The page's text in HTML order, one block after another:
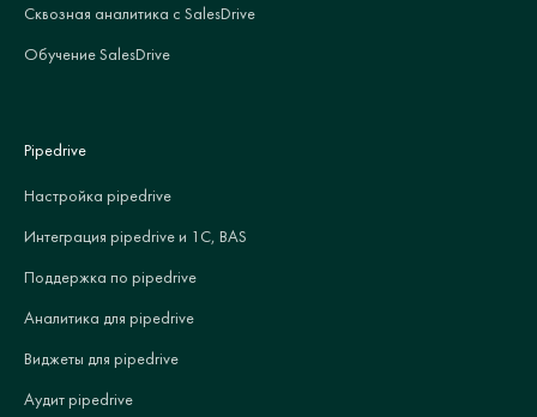
Сквозная аналитика с SalesDrive
Обучение SalesDrive
Pipedrive
Настройка pipedrive
Интеграция pipedrive и 1С, BAS
Поддержка по pipedrive
Аналитика для pipedrive
Виджеты для pipedrive
Аудит pipedrive